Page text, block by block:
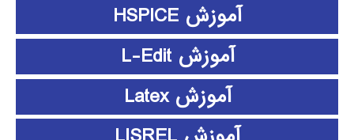
آموزش HSPICE
آموزش L-Edit
آموزش Latex